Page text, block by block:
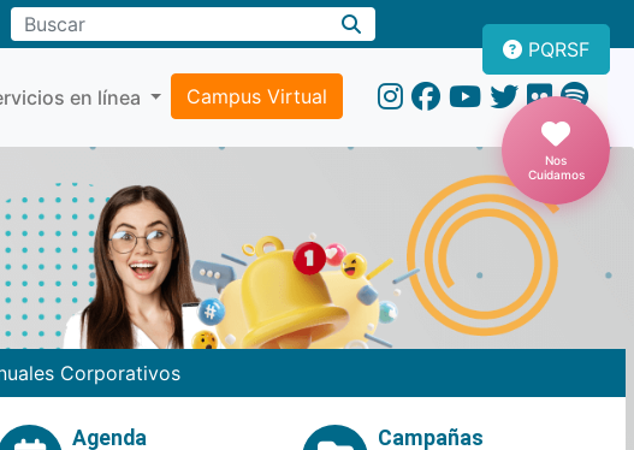
en línea Campus Virtual
PQRSF
Nos
Cuidamos
Corporativos
Agenda
Campañas